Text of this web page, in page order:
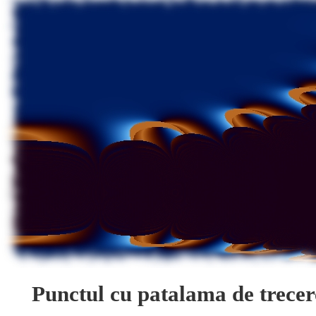
Punctul cu patalama de